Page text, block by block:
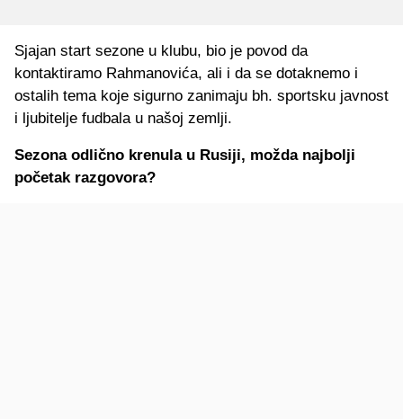
Sjajan start sezone u klubu, bio je povod da
kontaktiramo Rahmanovića, ali i da se dotaknemo i
ostalih tema koje sigurno zanimaju bh. sportsku javnost
i ljubitelje fudbala u našoj zemlji.
Sezona odlično krenula u Rusiji, možda najbolji
početak razgovora?